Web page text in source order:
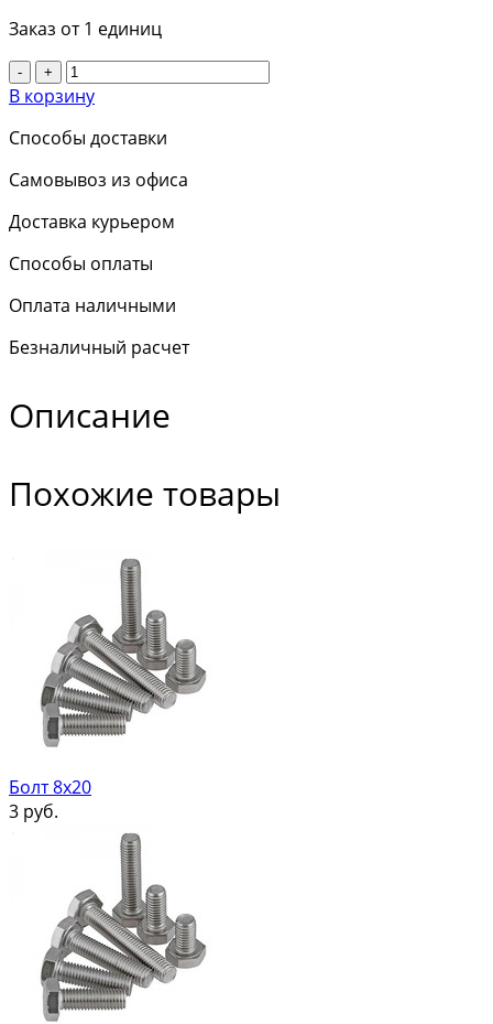
Заказ от 1 единиц
- +
В корзину
Способы доставки
Самовывоз из офиса
Доставка курьером
Способы оплаты
Оплата наличными
Безналичный расчет
Описание
Похожие товары
Болт 8х20
3 руб.